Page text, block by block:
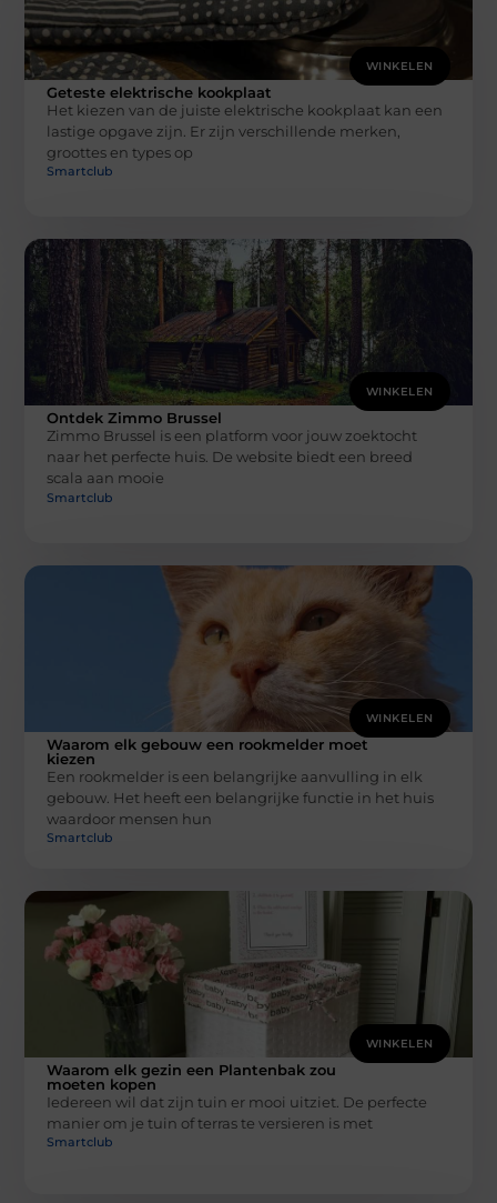
WINKELEN
Geteste elektrische kookplaat
Het kiezen van de juiste elektrische kookplaat kan een
lastige opgave zijn. Er zijn verschillende merken,
groottes en types op
Smartclub
WINKELEN
Ontdek Zimmo Brussel
Zimmo Brussel is een platform voor jouw zoektocht
naar het perfecte huis. De website biedt een breed
scala aan mooie
Smartclub
WINKELEN
Waarom elk gebouw een rookmelder moet
kiezen
Een rookmelder is een belangrijke aanvulling in elk
gebouw. Het heeft een belangrijke functie in het huis
waardoor mensen hun
Smartclub
WINKELEN
Waarom elk gezin een Plantenbak zou
moeten kopen
Iedereen wil dat zijn tuin er mooi uitziet. De perfecte
manier om je tuin of terras te versieren is met
Smartclub